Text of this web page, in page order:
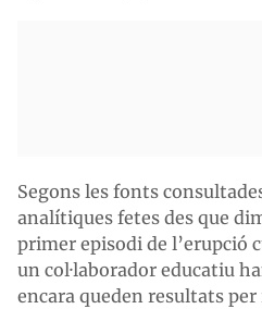
Segons les fonts
analítiques fetes des que
primer episodi de l’erupció
un col·laborador educatiu
encara queden resultats per